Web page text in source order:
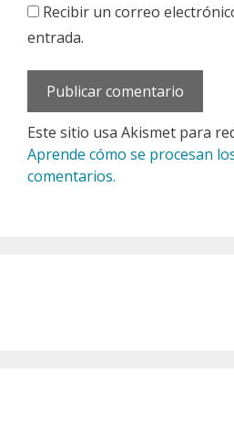
Recibir un correo
entrada.
Este sitio usa Akismet para
Aprende cómo se procesan
comentarios.